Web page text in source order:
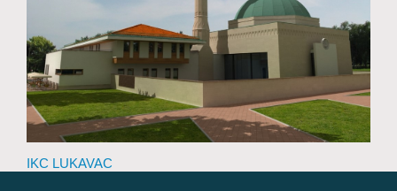
IKC LUKAVAC